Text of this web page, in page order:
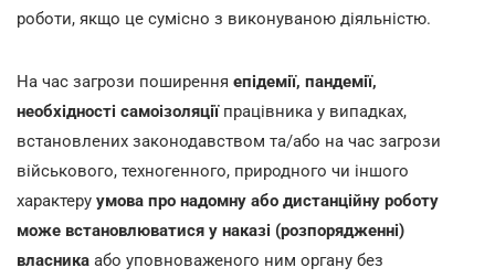
роботи, якщо це сумісно з виконуваною діяльністю.
На час загрози поширення епідемії, пандемії,
необхідності самоізоляціїпрацівника у випадках,
встановлених законодавством та/або на час загрози
військового, техногенного, природного чи іншого
характеру умова про надомну або дистанційну роботу
може встановлюватися у наказі (розпорядженні)
власника або уповноваженого ним органу без